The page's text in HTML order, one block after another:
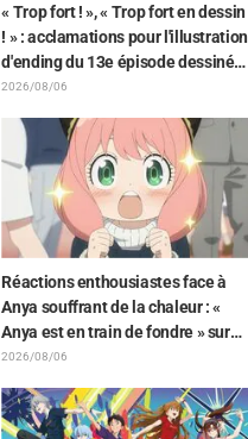
« Trop fort ! », « Trop fort en dessin
! » : acclamations pour l'illustration
d'ending du 13e épisode dessinée
par Asaki Yuikawa, la comédienne
Elusive Samurai »
2026/08/06
Réactions enthousiastes face à
Anya souffrant de la chaleur : «
Anya est en train de fondre » sur
l'illustration d'annonce de « SPY x
2026/08/06